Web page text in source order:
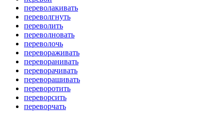
переволакивать
переволгнуть
переволить
переволновать
переволочь
перевораживать
переворанивать
переворачивать
переворашивать
переворотить
переворсить
переворчать